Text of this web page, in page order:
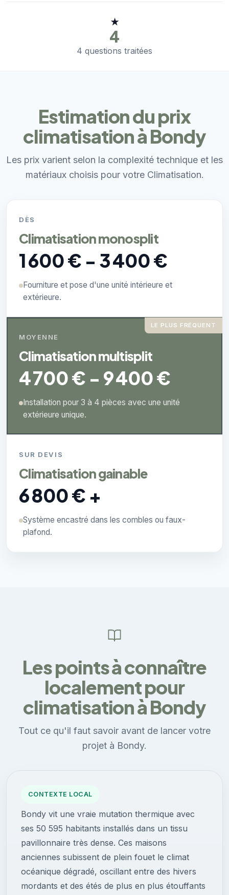
★
4
4 questions traitées
Estimation du prix
climatisation à Bondy
Les prix varient selon la complexité technique et les
matériaux choisis pour votre Climatisation.
DÈS
Climatisation monosplit
1 600 € - 3 400 €
Fourniture et pose d'une unité intérieure et
extérieure.
LE PLUS FRÉQUENT
MOYENNE
Climatisation multisplit
4 700 € - 9 400 €
Installation pour 3 à 4 pièces avec une unité
extérieure unique.
SUR DEVIS
Climatisation gainable
6 800 € +
Système encastré dans les combles ou faux-
plafond.
Les points à connaître
localement pour
climatisation à Bondy
Tout ce qu'il faut savoir avant de lancer votre
projet à Bondy.
CONTEXTE LOCAL
Bondy vit une vraie mutation thermique avec
ses 50 595 habitants installés dans un tissu
pavillonnaire très dense. Ces maisons
anciennes subissent de plein fouet le climat
océanique dégradé, oscillant entre des hivers
mordants et des étés de plus en plus étouffants